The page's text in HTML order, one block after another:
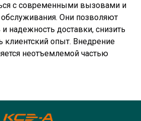
с современными вызовами и
Они позволяют
надежность доставки, снизить
клиентский опыт. Внедрение
неотъемлемой частью